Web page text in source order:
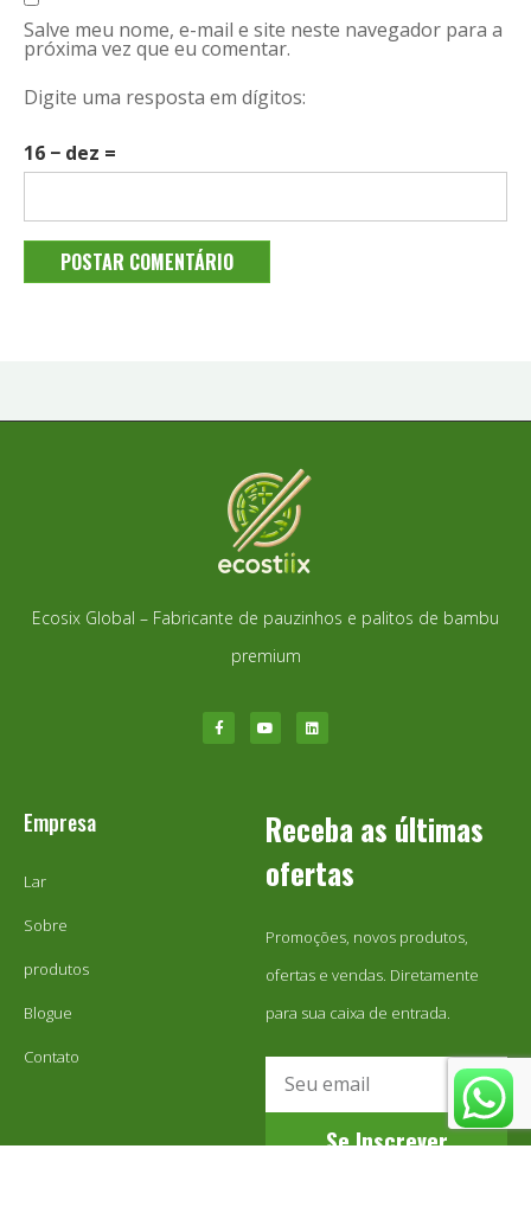
Salve meu nome, e-mail e site neste navegador para a
próxima vez que eu comentar.
Digite uma resposta em dígitos:
16 − dez =
Ecosix Global – Fabricante de pauzinhos e palitos de bambu
premium
Empresa
Lar
Sobre
produtos
Blogue
Contato
Receba as últimas
ofertas
Promoções, novos produtos,
ofertas e vendas. Diretamente
para sua caixa de entrada.
Se Inscrever